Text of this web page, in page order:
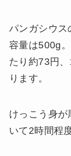
パンガシウス
容量は500g
たり約73円
ります。
けっこう身が
いて2時間程